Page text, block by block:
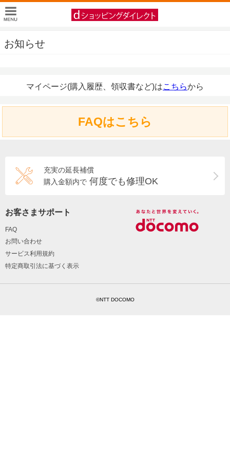
お知らせ
マイページ(購入履歴、領収書など)はこちらから
FAQはこちら
充実の延長補償
購入金額内で 何度でも修理OK
お客さまサポート
FAQ
お問い合わせ
サービス利用規約
特定商取引法に基づく表示
©NTT DOCOMO